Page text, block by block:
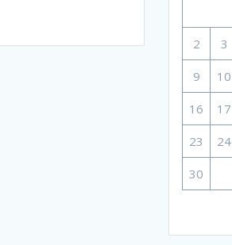
2 3
9 10
16 17
23 24
30